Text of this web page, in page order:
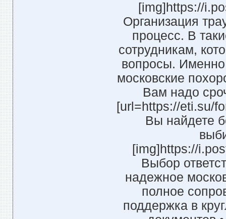
[img]https://
Организация
процесс. В
сотрудникам,
вопросы. Именно
московские
Вам надо
[url=https://eti.su/
Вы найдете
[img]https://
Выбор
надежное
полное
поддержка в